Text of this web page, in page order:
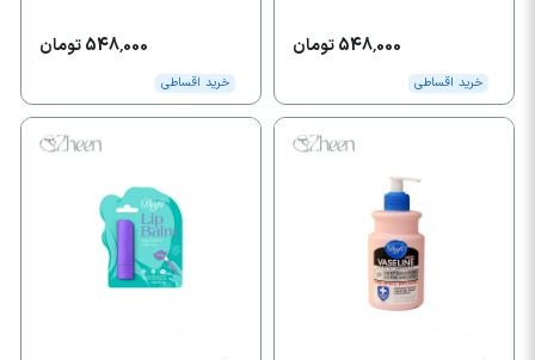
548,000 تومان
خرید اقساطی
548,000 تومان
خرید اقساطی